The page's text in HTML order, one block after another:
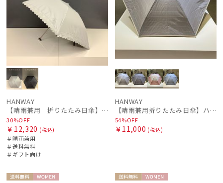
メンズ キッズ
カテゴリー
ブランド
BLUNT
ダックス
HANWAY
【晴雨兼用 折りたたみ日傘】ハンウェイ（ＨＡＮＷＡＹ）Lace（レース）
30%OFF
￥12,320 (税込)
＃晴雨兼用
＃送料無料
＃ギフト向け
HANWAY
【晴雨兼用折りたたみ日傘】ハンウェイ (HANWAY) Socal Gir（ソーカル・ガール） 暑さ対策、紫外線対策、親骨：～50cm 雨の日OK 遮光 UV 晴雨兼用
54%OFF
￥11,000 (税込)